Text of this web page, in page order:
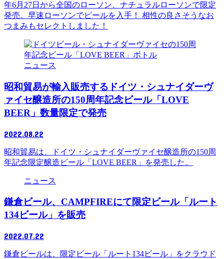
年6月27日から全国のローソン、ナチュラルローソンで限定
発売。早速ローソンでビールを入手！ 相性の良さそうなお
つまみもセレクトしました！
ニュース
昭和貿易が輸入販売するドイツ・シュナイダーヴ
ァイセ醸造所の150周年記念ビール「LOVE
BEER」数量限定で発売
2022.08.22
昭和貿易は、ドイツ・シュナイダーヴァイセ醸造所の150周
年記念限定醸造ビール「LOVE BEER」を発売した。
ニュース
鎌倉ビール、CAMPFIREにて限定ビール「ルート
134ビール」を販売
2022.07.22
鎌倉ビールは、限定ビール「ルート134ビール」をクラウド